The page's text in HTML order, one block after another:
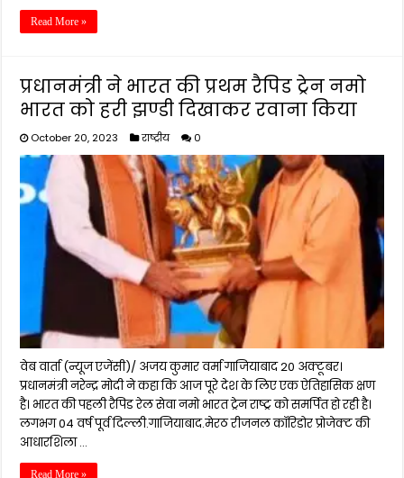
Read More »
प्रधानमंत्री ने भारत की प्रथम रैपिड ट्रेन नमो
भारत को हरी झण्डी दिखाकर रवाना किया
October 20, 2023 राष्ट्रीय 0
वेब वार्ता (न्यूज एजेंसी)/ अजय कुमार वर्मा गाजियाबाद 20 अक्टूबर।
प्रधानमंत्री नरेन्द्र मोदी ने कहा कि आज पूरे देश के लिए एक ऐतिहासिक क्षण
है। भारत की पहली रैपिड रेल सेवा नमो भारत ट्रेन राष्ट्र को समर्पित हो रही है।
लगभग 04 वर्ष पूर्व दिल्ली.गाजियाबाद.मेरठ रीजनल कॉरिडोर प्रोजेक्ट की
आधारशिला …
Read More »